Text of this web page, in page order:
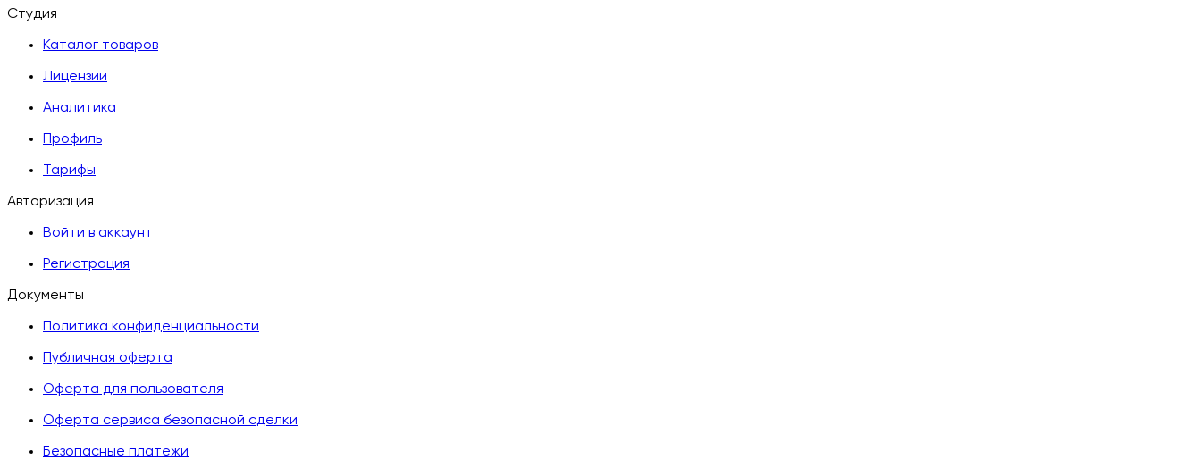
Студия
Каталог товаров
Лицензии
Аналитика
Профиль
Тарифы
Авторизация
Войти в аккаунт
Регистрация
Документы
Политика конфиденциальности
Публичная оферта
Оферта для пользователя
Оферта сервиса безопасной сделки
Безопасные платежи